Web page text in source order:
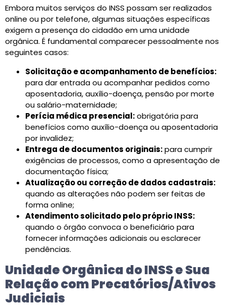
Embora muitos serviços do INSS possam ser realizados
online ou por telefone, algumas situações específicas
exigem a presença do cidadão em uma unidade
orgânica. É fundamental comparecer pessoalmente nos
seguintes casos:
Solicitação e acompanhamento de benefícios:
para dar entrada ou acompanhar pedidos como
aposentadoria, auxílio-doença, pensão por morte
ou salário-maternidade;
Perícia médica presencial:obrigatória para
benefícios como auxílio-doença ou aposentadoria
por invalidez;
Entrega de documentos originais:para cumprir
exigências de processos, como a apresentação de
documentação física;
Atualização ou correção de dados cadastrais:
quando as alterações não podem ser feitas de
forma online;
Atendimento solicitado pelo próprio INSS:
quando o órgão convoca o beneficiário para
fornecer informações adicionais ou esclarecer
pendências.
Unidade Orgânica do INSS e Sua
Relação com Precatórios/Ativos
Judiciais